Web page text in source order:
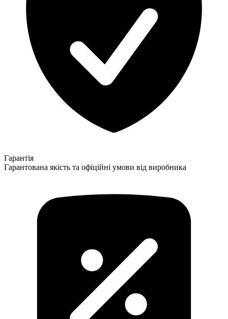
Гарантія
Гарантована якість та офіційні умови від виробника